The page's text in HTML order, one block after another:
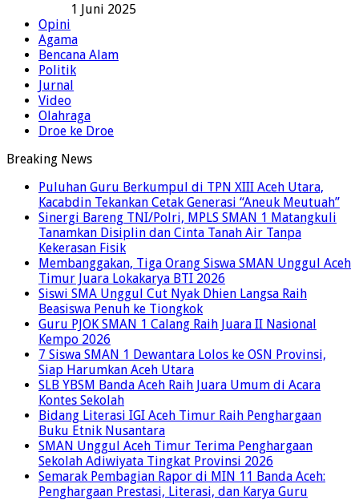
1 Juni 2025
Opini
Agama
Bencana Alam
Politik
Jurnal
Video
Olahraga
Droe ke Droe
Breaking News
Puluhan Guru Berkumpul di TPN XIII Aceh Utara,
Kacabdin Tekankan Cetak Generasi “Aneuk Meutuah”
Sinergi Bareng TNI/Polri, MPLS SMAN 1 Matangkuli
Tanamkan Disiplin dan Cinta Tanah Air Tanpa
Kekerasan Fisik
Membanggakan, Tiga Orang Siswa SMAN Unggul Aceh
Timur Juara Lokakarya BTI 2026
Siswi SMA Unggul Cut Nyak Dhien Langsa Raih
Beasiswa Penuh ke Tiongkok
Guru PJOK SMAN 1 Calang Raih Juara II Nasional
Kempo 2026
7 Siswa SMAN 1 Dewantara Lolos ke OSN Provinsi,
Siap Harumkan Aceh Utara
SLB YBSM Banda Aceh Raih Juara Umum di Acara
Kontes Sekolah
Bidang Literasi IGI Aceh Timur Raih Penghargaan
Buku Etnik Nusantara
SMAN Unggul Aceh Timur Terima Penghargaan
Sekolah Adiwiyata Tingkat Provinsi 2026
Semarak Pembagian Rapor di MIN 11 Banda Aceh:
Penghargaan Prestasi, Literasi, dan Karya Guru